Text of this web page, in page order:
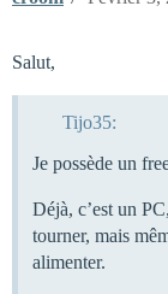
Salut,
Tijo35:
Je possède un
Déjà, c’est un
tourner, mais
alimenter.